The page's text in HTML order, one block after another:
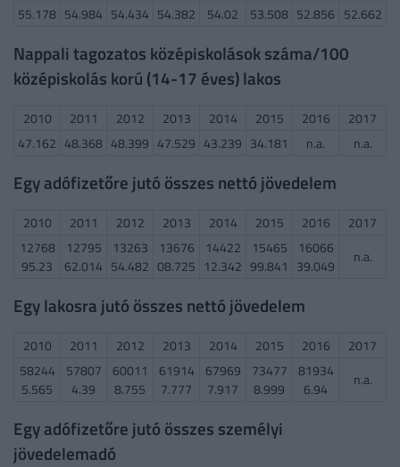
55.178 54.984 54.434 54.382 54.02 53.508 52.856 52.662
Nappali tagozatos középiskolások száma/100
középiskolás korú (14-17 éves) lakos
2010 2011 2012 2013 2014 2015 2016
2017
47.162 48.368 48.399 47.529 43.239 34.181 n.a. n.a.
Egy adófizetőre jutó összes nettó jövedelem
2010 2011 2012 2013 2014 2015 2016
2017
12768
95.23
12795
62.014
13263
54.482
13676
08.725
14422
12.342
15465
99.841
16066
39.049
n.a.
Egy lakosra jutó összes nettó jövedelem
2010 2011 2012 2013 2014 2015 2016
2017
58244
5.565
57807
4.39
60011
8.755
61914
7.777
67969
7.917
73477
8.999
81934
6.94
n.a.
Egy adófizetőre jutó összes személyi
jövedelemadó